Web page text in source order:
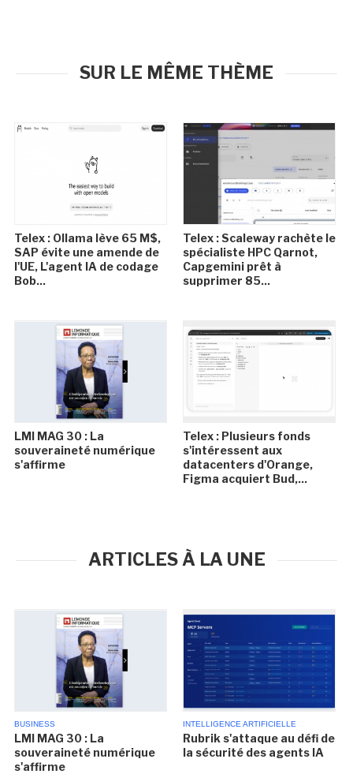
SUR LE MÊME THÈME
Telex : Ollama lève 65 M$,
SAP évite une amende de
l'UE, L'agent IA de codage
Bob...
Telex : Scaleway rachète le
spécialiste HPC Qarnot,
Capgemini prêt à
supprimer 85...
LMI MAG 30 : La
souveraineté numérique
s'affirme
Telex : Plusieurs fonds
s'intéressent aux
datacenters d'Orange,
Figma acquiert Bud,...
ARTICLES À LA UNE
BUSINESS
LMI MAG 30 : La
souveraineté numérique
s'affirme
INTELLIGENCE ARTIFICIELLE
Rubrik s'attaque au défi de
la sécurité des agents IA